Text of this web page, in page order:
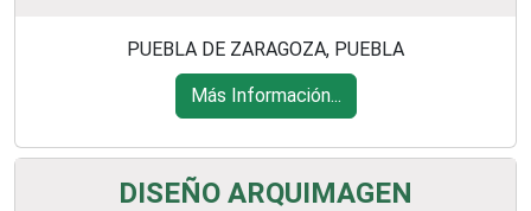
PUEBLA DE ZARAGOZA, PUEBLA
Más Información...
DISEÑO ARQUIMAGEN